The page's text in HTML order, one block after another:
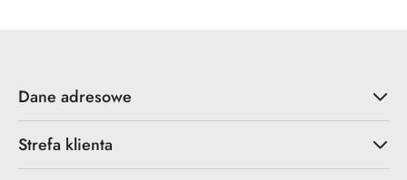
Dane adresowe
Strefa klienta